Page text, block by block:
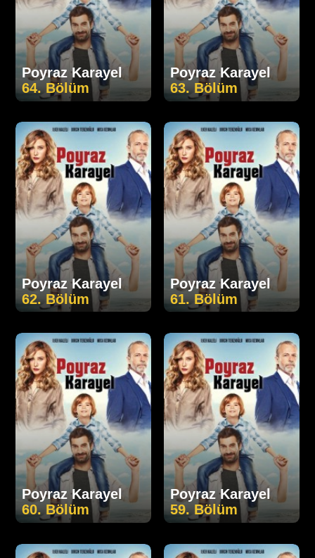
Poyraz Karayel
64. Bölüm
Poyraz Karayel
63. Bölüm
Poyraz Karayel
62. Bölüm
Poyraz Karayel
61. Bölüm
Poyraz Karayel
60. Bölüm
Poyraz Karayel
59. Bölüm